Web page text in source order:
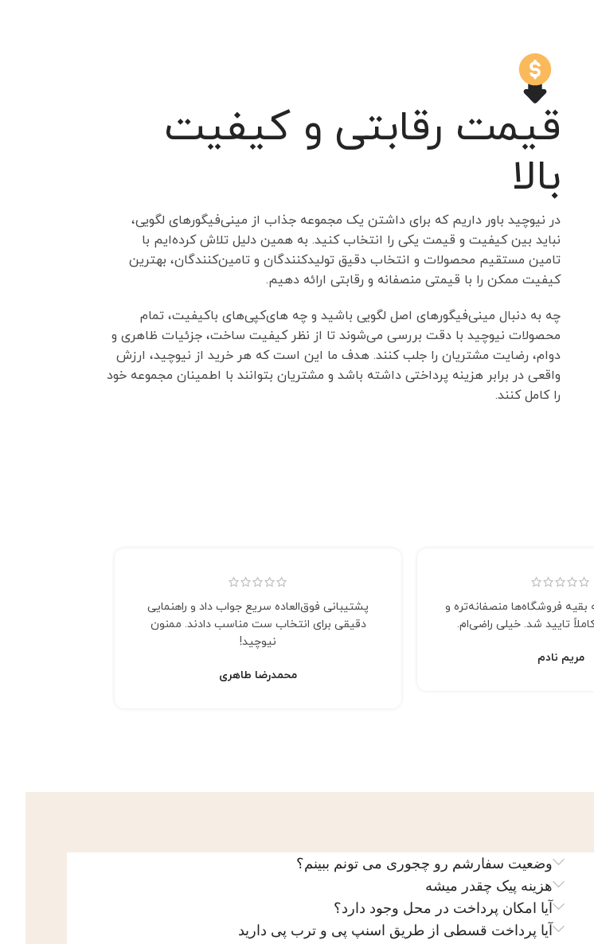
قیمت رقابتی و کیفیت
بالا
در نیوچید باور داریم که برای داشتن یک مجموعه جذاب از مینی‌فیگورهای لگویی،
نباید بین کیفیت و قیمت یکی را انتخاب کنید. به همین دلیل تلاش کرده‌ایم با
تامین مستقیم محصولات و انتخاب دقیق تولیدکنندگان و تامین‌کنندگان، بهترین
کیفیت ممکن را با قیمتی منصفانه و رقابتی ارائه دهیم.
چه به دنبال مینی‌فیگورهای اصل لگویی باشید و چه های‌کپی‌های باکیفیت، تمام
محصولات نیوچید با دقت بررسی می‌شوند تا از نظر کیفیت ساخت، جزئیات ظاهری و
دوام، رضایت مشتریان را جلب کنند. هدف ما این است که هر خرید از نیوچید، ارزش
واقعی در برابر هزینه پرداختی داشته باشد و مشتریان بتوانند با اطمینان مجموعه خود
را کامل کنند.
فروشگاه‌ها منصفانه‌تره و
تایید شد. خیلی راضی‌ام.
مریم نادم
پشتیبانی فوق‌العاده سریع جواب داد و راهنمایی
دقیقی برای انتخاب ست مناسب دادند. ممنون
نیوچید!
محمدرضا طاهری
وضعیت سفارشم رو چجوری می تونم ببینم؟
هزینه پیک چقدر میشه
آیا امکان پرداخت در محل وجود دارد؟
آیا پرداخت قسطی از طریق اسنپ پی و ترب پی دارید